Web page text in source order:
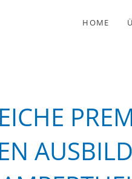
HOME